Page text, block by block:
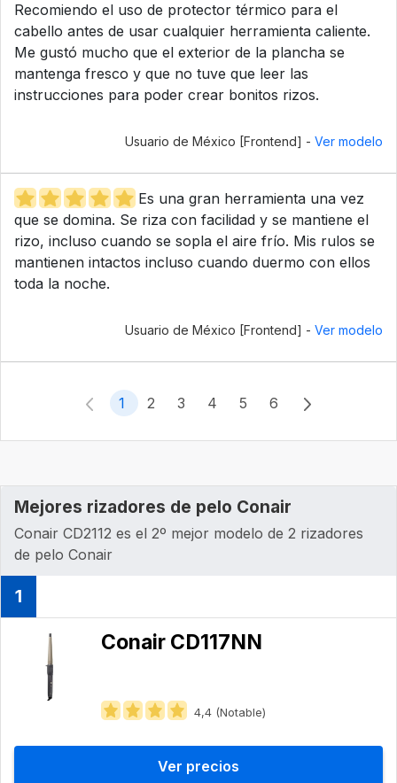
Recomiendo el uso de protector térmico para el
cabello antes de usar cualquier herramienta caliente.
Me gustó mucho que el exterior de la plancha se
mantenga fresco y que no tuve que leer las
instrucciones para poder crear bonitos rizos.
Usuario de México [Frontend] - Ver modelo
Es una gran herramienta una vez
que se domina. Se riza con facilidad y se mantiene el
rizo, incluso cuando se sopla el aire frío. Mis rulos se
mantienen intactos incluso cuando duermo con ellos
toda la noche.
Usuario de México [Frontend] - Ver modelo
1 2 3 4 5 6
Mejores rizadores de pelo Conair
Conair CD2112 es el 2º mejor modelo de 2 rizadores
de pelo Conair
1
Conair CD117NN
4,4 (Notable)
Ver precios